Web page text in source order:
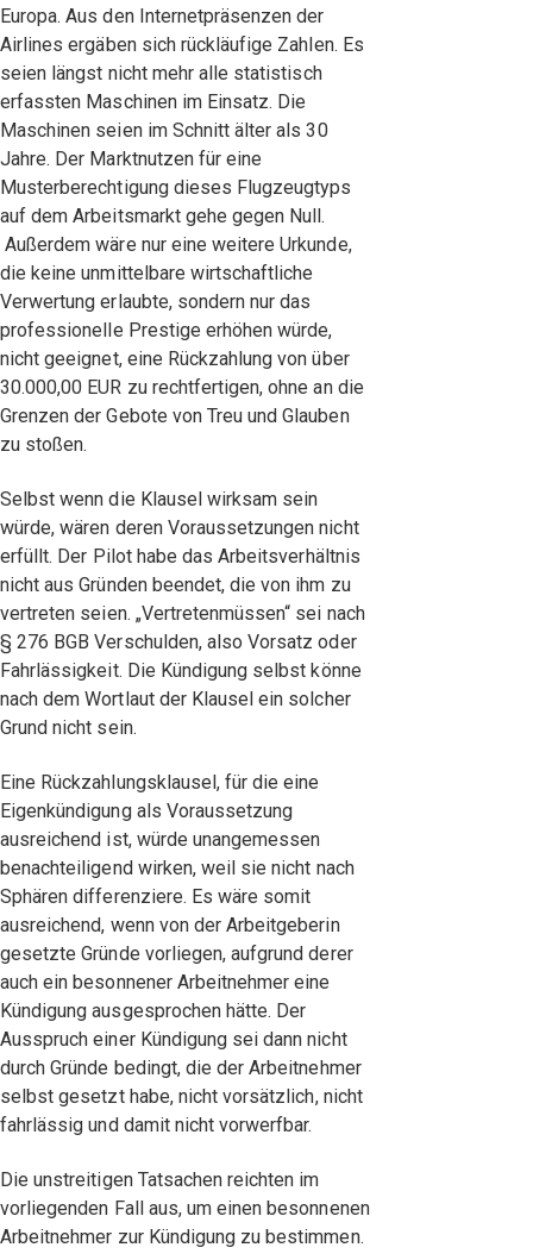
Europa. Aus den Internetpräsenzen der
Airlines ergäben sich rückläufige Zahlen. Es
seien längst nicht mehr alle statistisch
erfassten Maschinen im Einsatz. Die
Maschinen seien im Schnitt älter als 30
Jahre. Der Marktnutzen für eine
Musterberechtigung dieses Flugzeugtyps
auf dem Arbeitsmarkt gehe gegen Null.
Außerdem wäre nur eine weitere Urkunde,
die keine unmittelbare wirtschaftliche
Verwertung erlaubte, sondern nur das
professionelle Prestige erhöhen würde,
nicht geeignet, eine Rückzahlung von über
30.000,00 EUR zu rechtfertigen, ohne an die
Grenzen der Gebote von Treu und Glauben
zu stoßen.
Selbst wenn die Klausel wirksam sein
würde, wären deren Voraussetzungen nicht
erfüllt. Der Pilot habe das Arbeitsverhältnis
nicht aus Gründen beendet, die von ihm zu
vertreten seien. „Vertretenmüssen“ sei nach
§ 276 BGB Verschulden, also Vorsatz oder
Fahrlässigkeit. Die Kündigung selbst könne
nach dem Wortlaut der Klausel ein solcher
Grund nicht sein.
Eine Rückzahlungsklausel, für die eine
Eigenkündigung als Voraussetzung
ausreichend ist, würde unangemessen
benachteiligend wirken, weil sie nicht nach
Sphären differenziere. Es wäre somit
ausreichend, wenn von der Arbeitgeberin
gesetzte Gründe vorliegen, aufgrund derer
auch ein besonnener Arbeitnehmer eine
Kündigung ausgesprochen hätte. Der
Ausspruch einer Kündigung sei dann nicht
durch Gründe bedingt, die der Arbeitnehmer
selbst gesetzt habe, nicht vorsätzlich, nicht
fahrlässig und damit nicht vorwerfbar.
Die unstreitigen Tatsachen reichten im
vorliegenden Fall aus, um einen besonnenen
Arbeitnehmer zur Kündigung zu bestimmen.